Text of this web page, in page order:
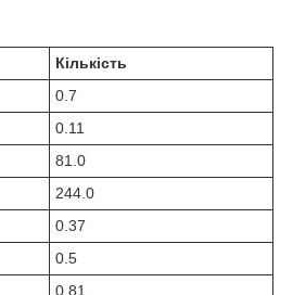
Кількість
0.7
0.11
81.0
244.0
0.37
0.5
0.81